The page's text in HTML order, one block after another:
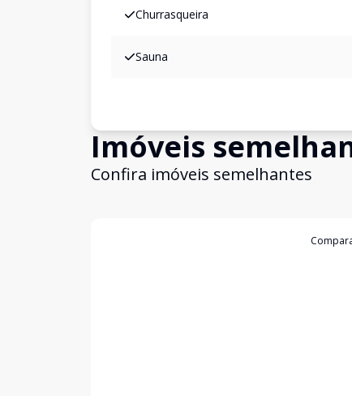
Churrasqueira
Sauna
Imóveis
Confira imóveis semelhantes